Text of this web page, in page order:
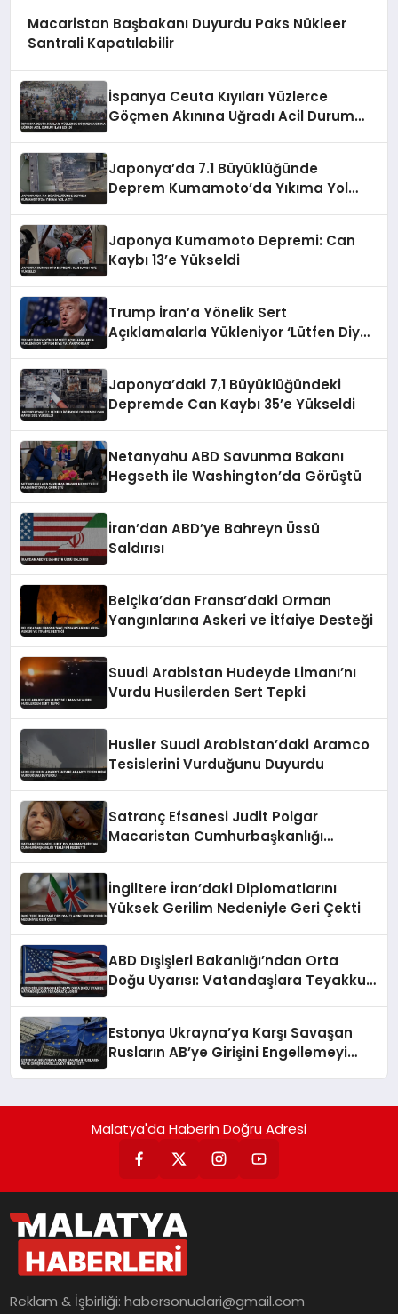
Macaristan Başbakanı Duyurdu Paks Nükleer
Santrali Kapatılabilir
İspanya Ceuta Kıyıları Yüzlerce
Göçmen Akınına Uğradı Acil Durum
Japonya’da 7.1 Büyüklüğünde
Deprem Kumamoto’da Yıkıma Yol
Japonya Kumamoto Depremi: Can
Kaybı 13’e Yükseldi
Trump İran’a Yönelik Sert
Açıklamalarla Yükleniyor ‘Lütfen Diye
Japonya’daki 7,1 Büyüklüğündeki
Depremde Can Kaybı 35’e Yükseldi
Netanyahu ABD Savunma Bakanı
Hegseth ile Washington’da Görüştü
İran’dan ABD’ye Bahreyn Üssü
Saldırısı
Belçika’dan Fransa’daki Orman
Yangınlarına Askeri ve İtfaiye Desteği
Suudi Arabistan Hudeyde Limanı’nı
Vurdu Husilerden Sert Tepki
Husiler Suudi Arabistan’daki Aramco
Tesislerini Vurduğunu Duyurdu
Satranç Efsanesi Judit Polgar
Macaristan Cumhurbaşkanlığı
İngiltere İran’daki Diplomatlarını
Yüksek Gerilim Nedeniyle Geri Çekti
ABD Dışişleri Bakanlığı’ndan Orta
Doğu Uyarısı: Vatandaşlara Teyakkuz
Estonya Ukrayna’ya Karşı Savaşan
Rusların AB’ye Girişini Engellemeyi
Malatya'da Haberin Doğru Adresi
Reklam & İşbirliği:habersonuclari@gmail.com